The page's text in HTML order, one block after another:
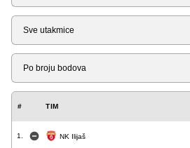
Tip
Liga
# TIM
1. NK Ilijaš